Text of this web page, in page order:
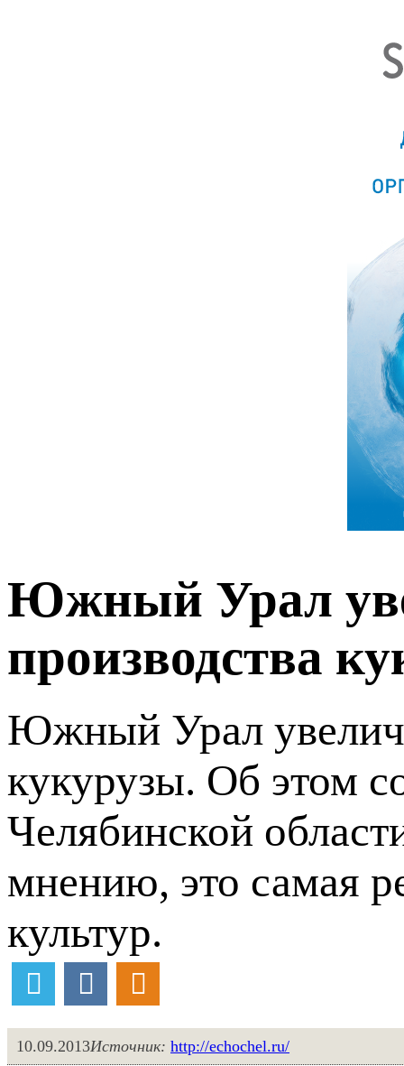
Южный Урал
производства
Южный Урал
кукурузы. Об этом
Челябинской
мнению, это самая
культур.
10.09.2013Источник: http://echochel.ru/